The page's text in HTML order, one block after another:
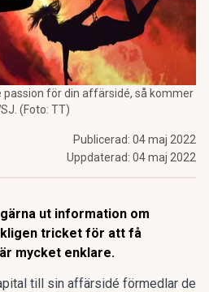
passion för din affärsidé, så kommer
(Foto: TT)
Publicerad: 04 maj 2022
Uppdaterad: 04 maj 2022
ut information om
tricket för att få
mycket enklare.
till sin affärsidé förmedlar de